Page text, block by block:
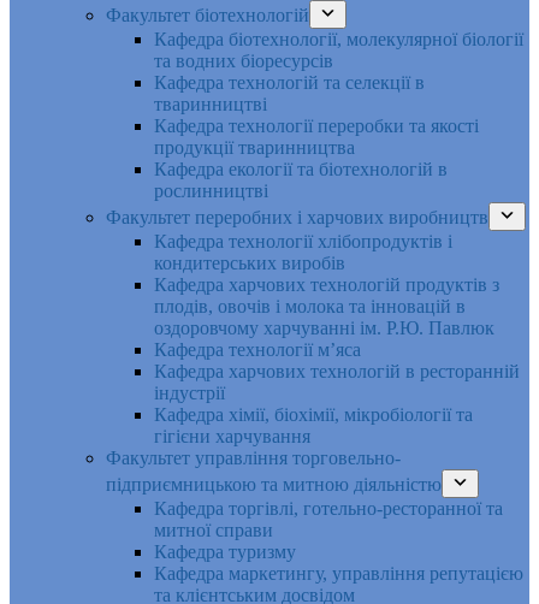
Факультет біотехнологій
Кафедра біотехнології, молекулярної біології
та водних біоресурсів
Кафедра технологій та селекції в
тваринництві
Кафедра технології переробки та якості
продукції тваринництва
Кафедра екології та біотехнологій в
рослинництві
Факультет переробних і харчових виробництв
Кафедра технології хлібопродуктів і
кондитерських виробів
Кафедра харчових технологій продуктів з
плодів, овочів і молока та інновацій в
оздоровчому харчуванні ім. Р.Ю. Павлюк
Кафедра технології м’яса
Кафедра харчових технологій в ресторанній
індустрії
Кафедра хімії, біохімії, мікробіології та
гігієни харчування
Факультет управління торговельно-
підприємницькою та митною діяльністю
Кафедра торгівлі, готельно-ресторанної та
митної справи
Кафедра туризму
Кафедра маркетингу, управління репутацією
та клієнтським досвідом